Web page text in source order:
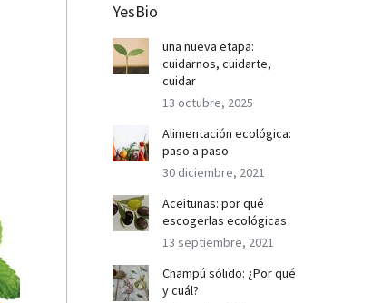
YesBio
una nueva etapa:
cuidarnos, cuidarte,
cuidar
13 octubre, 2025
Alimentación ecológica:
paso a paso
30 diciembre, 2021
Aceitunas: por qué
escogerlas ecológicas
13 septiembre, 2021
Champú sólido: ¿Por qué
y cuál?